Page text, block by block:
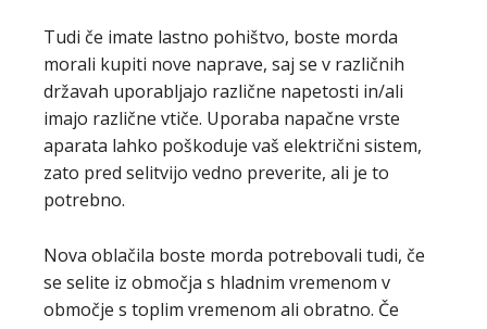
Tudi če imate lastno pohištvo, boste morda
morali kupiti nove naprave, saj se v različnih
državah uporabljajo različne napetosti in/ali
imajo različne vtiče. Uporaba napačne vrste
aparata lahko poškoduje vaš električni sistem,
zato pred selitvijo vedno preverite, ali je to
potrebno.
Nova oblačila boste morda potrebovali tudi, če
se selite iz območja s hladnim vremenom v
območje s toplim vremenom ali obratno. Če